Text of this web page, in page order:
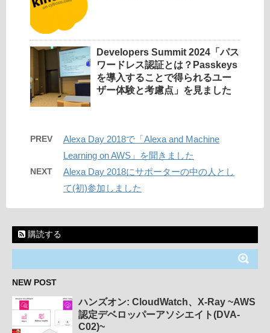
Developers Summit 2024「パス
ワードレス認証とは？Passkeys
を導入することで得られるユー
ザー体験と考慮点」を見ました
PREV
Alexa Day 2018で「Alexa and Machine
Learning on AWS」を聞きました
NEXT
Alexa Day 2018にサポーターの中の人とし
て(初)参加しました
購読する
NEW POST
ハンズオン: CloudWatch、X-Ray ~AWS
認定デベロッパーアソシエイト(DVA-
C02)~